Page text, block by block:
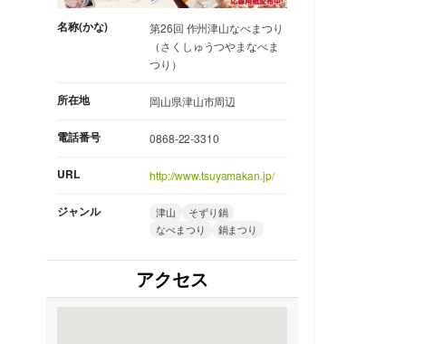
名称(かな)
第26回 作州津山なべまつり
（さくしゅうつやまなべま
つり）
所在地 岡山県津山市周辺
電話番号 0868-22-3310
URL http://www.tsuyamakan.jp/
ジャンル 津山
そずり鍋
なべまつり
鍋まつり
アクセス